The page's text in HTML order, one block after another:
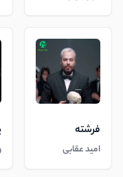
فرشته
امید عقابی